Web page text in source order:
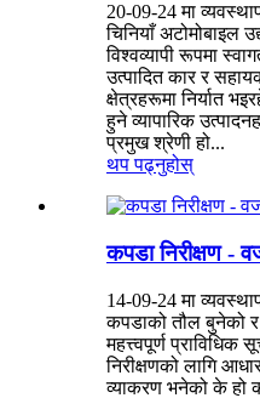
20-09-24 मा
चिनियाँ अटोमोबाइल
विश्वव्यापी रूपमा
उत्पादित कार र
क्षेत्रहरूमा निर्यात
हुने व्यापारिक
प्रमुख श्रेणी हो...
थप पढ्नुहोस्
कपडा निरीक्षण -
14-09-24 मा
कपडाको तौल बुनेको
महत्त्वपूर्ण
निरीक्षणको लागि
व्याकरण भनेको के हो